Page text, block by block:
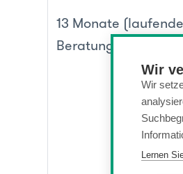
Wir
Wir
Lernen
13 Monate (laufende
Beratung &